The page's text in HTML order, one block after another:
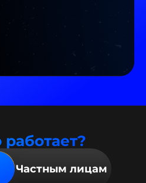
работает?
Частным лицам